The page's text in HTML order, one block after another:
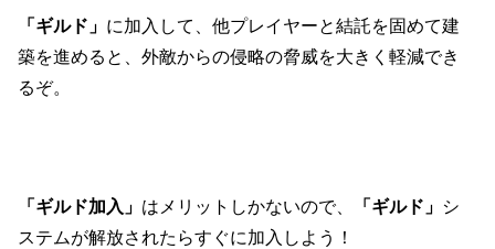
「ギルド」 に加入して、他プレイヤーと結託を固めて建
築を進めると、外敵からの侵略の脅威を大きく軽減でき
るぞ。
「ギルド加入」 はメリットしかないので、 「ギルド」 シ
ステムが解放されたらすぐに加入しよう！